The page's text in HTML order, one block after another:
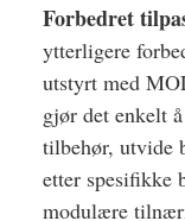
Forbedret
ytterligere
utstyrt med
gjør det enkelt
tilbehør, utvide
etter spesifikke
modulære